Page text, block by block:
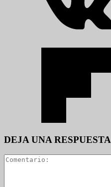
DEJA UNA RESPUESTA